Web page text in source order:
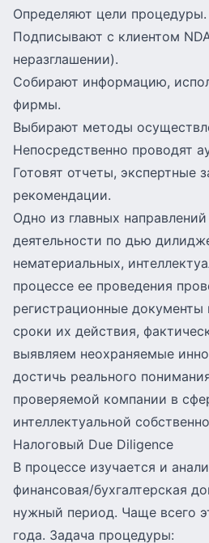
Определяют цели процедуры.
Подписывают с клиентом
неразглашении).
Собирают информацию,
фирмы.
Выбирают методы
Непосредственно проводят
Готовят отчеты, экспертные
рекомендации.
Одно из главных
деятельности по дью
нематериальных,
процессе ее проведения
регистрационные документы
сроки их действия,
выявляем неохраняемые
достичь реального
проверяемой компании в
интеллектуальной
Налоговый Due Diligence
В процессе изучается и
финансовая/бухгалтерская
нужный период. Чаще всего
года. Задача процедуры: